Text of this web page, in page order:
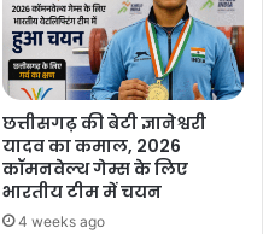
छत्तीसगढ़ की बेटी ज्ञानेश्वरी
यादव का कमाल, 2026
कॉमनवेल्थ गेम्स के लिए
भारतीय टीम में चयन
4 weeks ago